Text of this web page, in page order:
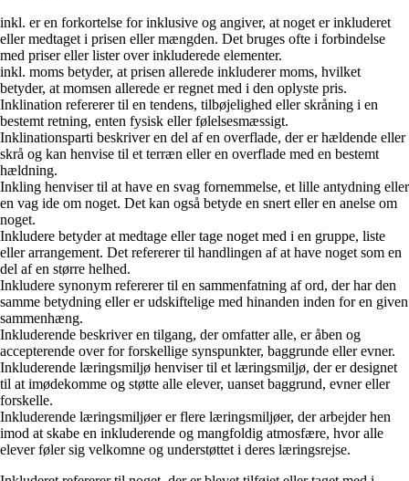
inkl. er en forkortelse for inklusive og angiver, at noget er inkluderet
eller medtaget i prisen eller mængden. Det bruges ofte i forbindelse
med priser eller lister over inkluderede elementer.
inkl. moms betyder, at prisen allerede inkluderer moms, hvilket
betyder, at momsen allerede er regnet med i den oplyste pris.
Inklination refererer til en tendens, tilbøjelighed eller skråning i en
bestemt retning, enten fysisk eller følelsesmæssigt.
Inklinationsparti beskriver en del af en overflade, der er hældende eller
skrå og kan henvise til et terræn eller en overflade med en bestemt
hældning.
Inkling henviser til at have en svag fornemmelse, et lille antydning eller
en vag ide om noget. Det kan også betyde en snert eller en anelse om
noget.
Inkludere betyder at medtage eller tage noget med i en gruppe, liste
eller arrangement. Det refererer til handlingen af at have noget som en
del af en større helhed.
Inkludere synonym refererer til en sammenfatning af ord, der har den
samme betydning eller er udskiftelige med hinanden inden for en given
sammenhæng.
Inkluderende beskriver en tilgang, der omfatter alle, er åben og
accepterende over for forskellige synspunkter, baggrunde eller evner.
Inkluderende læringsmiljø henviser til et læringsmiljø, der er designet
til at imødekomme og støtte alle elever, uanset baggrund, evner eller
forskelle.
Inkluderende læringsmiljøer er flere læringsmiljøer, der arbejder hen
imod at skabe en inkluderende og mangfoldig atmosfære, hvor alle
elever føler sig velkomne og understøttet i deres læringsrejse.